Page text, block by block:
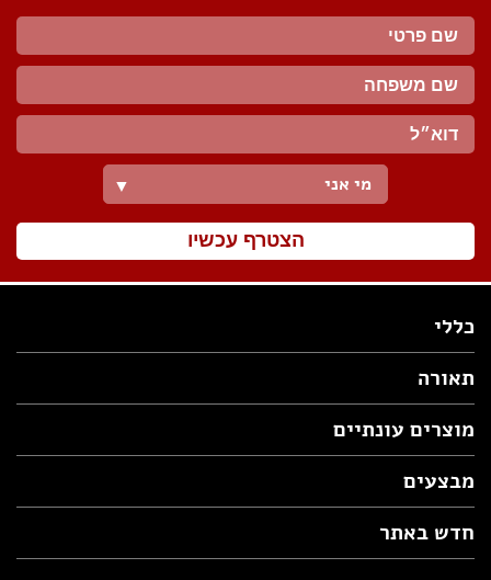
מי אני ▼
הצטרף עכשיו
כללי
תאורה
מוצרים עונתיים
מבצעים
חדש באתר